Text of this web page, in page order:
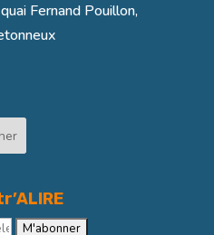
Fernand Pouillon,